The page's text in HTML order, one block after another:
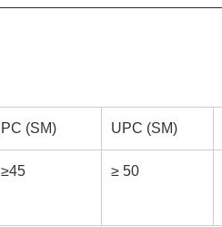
PC (SM) UPC (SM)
≥45 ≥ 50